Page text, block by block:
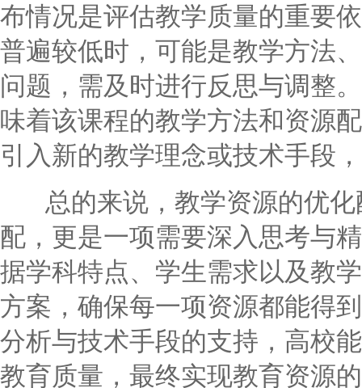
布情况是评估教学质量的重要
普遍较低时，可能是教学方法
问题，需及时进行反思与调整
味着该课程的教学方法和资源
引入新的教学理念或技术手段
总的来说，教学资源的优化
配，更是一项需要深入思考与
据学科特点、学生需求以及教
方案，确保每一项资源都能得
分析与技术手段的支持，高校
教育质量，最终实现教育资源